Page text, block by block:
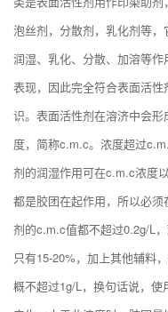
泡丝剂，分散剂，乳化剂等
润湿、乳化、分散、加溶等
表现，因此完全符合表面活
识。表面活性剂在溶济中会
度，简称c.m.c。浓度超过
剂的润湿作用可在c.m.c浓度
都是胶团在起作用，所以必
剂的c.m.c值都不超过0.2g/L
只有15-20%，加上其他辅料
概不超过1g/L，换句话说，